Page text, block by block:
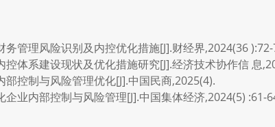
管理风险识别及内控优化措施[J].财经界,2024(36 ):72-
体系建设现状及优化措施研究[J].经济技术协作信 息
控制与风险管理优化[J].中国民商,2025(4).
业内部控制与风险管理[J].中国集体经济,2024(5) :61-